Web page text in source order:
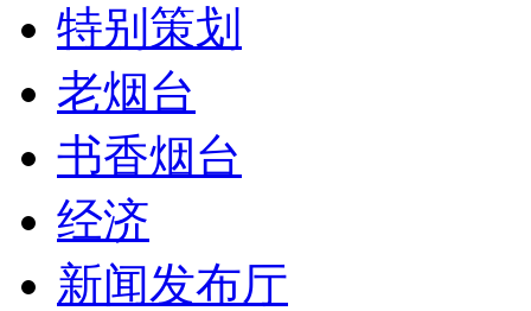
特别策划
老烟台
书香烟台
经济
新闻发布厅